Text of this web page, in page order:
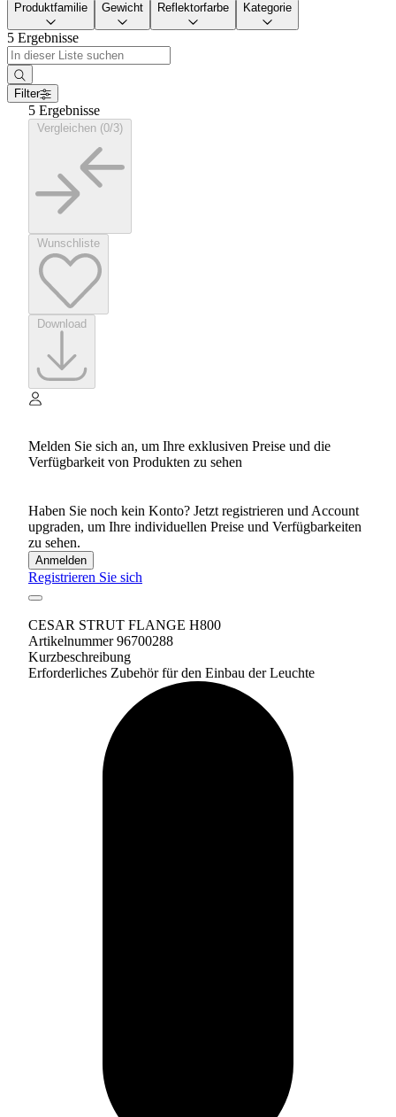
Produktfamilie Gewicht Reflektorfarbe Kategorie
5 Ergebnisse
Filter
5 Ergebnisse
Melden Sie sich an, um Ihre exklusiven Preise und die
Verfügbarkeit von Produkten zu sehen
Haben Sie noch kein Konto? Jetzt registrieren und Account
upgraden, um Ihre individuellen Preise und Verfügbarkeiten
zu sehen.
Anmelden
Registrieren Sie sich
CESAR STRUT FLANGE H800
Artikelnummer 96700288
Kurzbeschreibung
Erforderliches Zubehör für den Einbau der Leuchte